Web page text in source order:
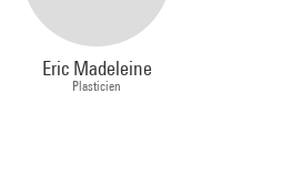
Eric Madeleine
Plasticien